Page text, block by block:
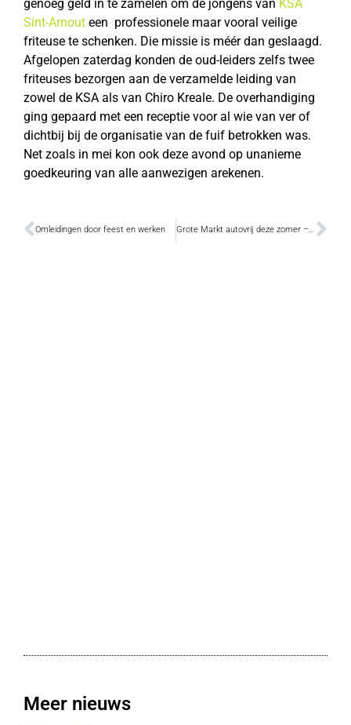
genoeg geld in te zamelen om de jongens van KSA
Sint-Arnout een professionele maar vooral veilige
friteuse te schenken. Die missie is méér dan geslaagd.
Afgelopen zaterdag konden de oud-leiders zelfs twee
friteuses bezorgen aan de verzamelde leiding van
zowel de KSA als van Chiro Kreale. De overhandiging
ging gepaard met een receptie voor al wie van ver of
dichtbij bij de organisatie van de fuif betrokken was.
Net zoals in mei kon ook deze avond op unanieme
goedkeuring van alle aanwezigen arekenen.
Omleidingen door feest en werken Grote Markt autovrij deze zomer – vervolg
Meer nieuws